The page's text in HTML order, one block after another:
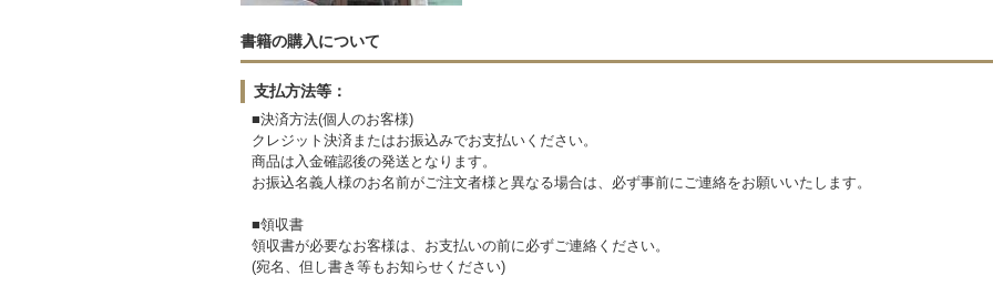
書籍の購入について
支払方法等：
■決済方法(個人のお客様)
クレジット決済またはお振込みでお支払いください。
商品は入金確認後の発送となります。
お振込名義人様のお名前がご注文者様と異なる場合は、必ず事前にご連絡をお願いいたします。
■領収書
領収書が必要なお客様は、お支払いの前に必ずご連絡ください。
(宛名、但し書き等もお知らせください)